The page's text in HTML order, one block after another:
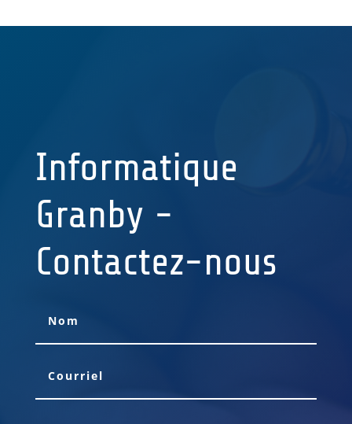
Informatique
Granby -
Contactez-nous